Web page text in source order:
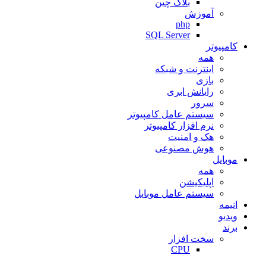
بلاک چین
آموزش
php
SQL Server
کامپیوتر
همه
اینترنت و شبکه
بازی
رایانش ابری
سرور
سیستم عامل کامپیوتر
نرم افزار کامپیوتر
هک و امنیت
هوش مصنوعی
موبایل
همه
اپلیکیشن
سیستم عامل موبایل
انیمه
ویدیو
برند
سخت افزار
CPU